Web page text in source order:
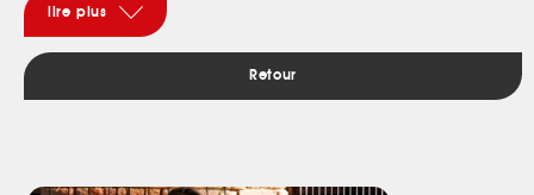
Enfin un long mur de miroirs donne plus de profondeur au projet
où tous les décors semblent s'être multipliés.
lire plus
Retour